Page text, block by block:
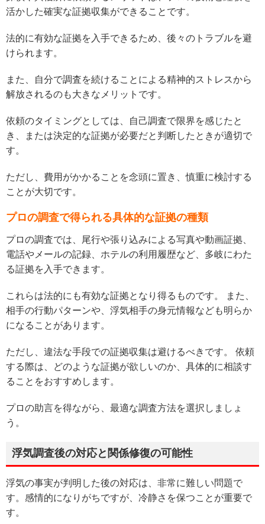
活かした確実な証拠収集ができることです。
法的に有効な証拠を入手できるため、後々のトラブルを避
けられます。
また、自分で調査を続けることによる精神的ストレスから
解放されるのも大きなメリットです。
依頼のタイミングとしては、自己調査で限界を感じたと
き、または決定的な証拠が必要だと判断したときが適切で
す。
ただし、費用がかかることを念頭に置き、慎重に検討する
ことが大切です。
プロの調査で得られる具体的な証拠の種類
プロの調査では、尾行や張り込みによる写真や動画証拠、
電話やメールの記録、ホテルの利用履歴など、多岐にわた
る証拠を入手できます。
これらは法的にも有効な証拠となり得るものです。 また、
相手の行動パターンや、浮気相手の身元情報なども明らか
になることがあります。
ただし、違法な手段での証拠収集は避けるべきです。 依頼
する際は、どのような証拠が欲しいのか、具体的に相談す
ることをおすすめします。
プロの助言を得ながら、最適な調査方法を選択しましょ
う。
浮気調査後の対応と関係修復の可能性
浮気の事実が判明した後の対応は、非常に難しい問題で
す。感情的になりがちですが、冷静さを保つことが重要で
す。